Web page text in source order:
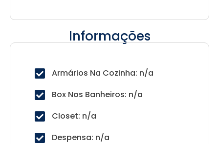
Informações
Armários Na Cozinha: n/a
Box Nos Banheiros: n/a
Closet: n/a
Despensa: n/a